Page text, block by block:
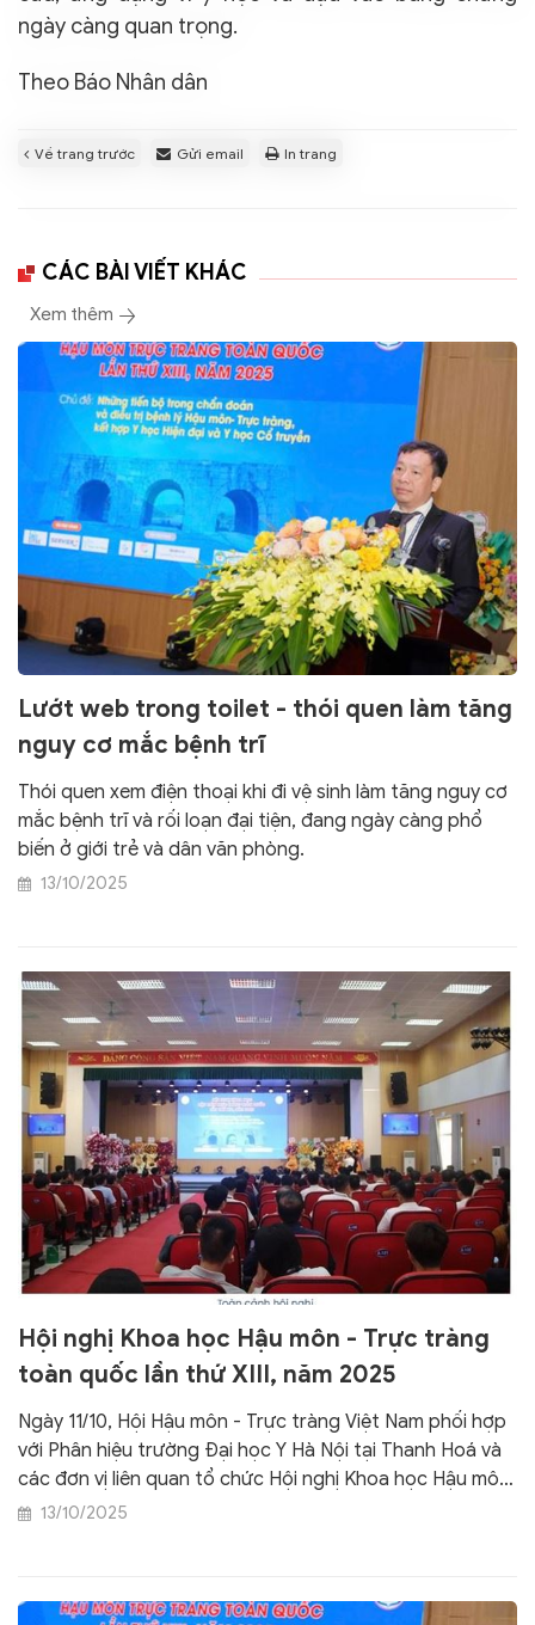
ngày càng quan trọng.
Theo Báo Nhân dân
Về trang trước Gửi email In trang
CÁC BÀI VIẾT KHÁC
Xem thêm
Lướt web trong toilet - thói quen làm tăng
nguy cơ mắc bệnh trĩ
Thói quen xem điện thoại khi đi vệ sinh làm tăng nguy cơ
mắc bệnh trĩ và rối loạn đại tiện, đang ngày càng phổ
biến ở giới trẻ và dân văn phòng.
13/10/2025
Hội nghị Khoa học Hậu môn - Trực tràng
toàn quốc lần thứ XIII, năm 2025
Ngày 11/10, Hội Hậu môn - Trực tràng Việt Nam phối hợp
với Phân hiệu trường Đại học Y Hà Nội tại Thanh Hoá và
các đơn vị liên quan tổ chức Hội nghị Khoa học Hậu môn
- Trực tràng toàn quốc lần thứ XIII, năm 2025.
13/10/2025